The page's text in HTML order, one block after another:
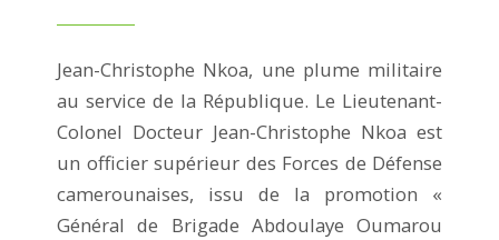
Jean-Christophe Nkoa, une plume militaire
au service de la République. Le Lieutenant-
Colonel Docteur Jean-Christophe Nkoa est
un officier supérieur des Forces de Défense
camerounaises, issu de la promotion «
Général de Brigade Abdoulaye Oumarou